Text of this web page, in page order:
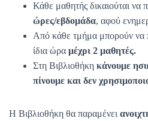
Κάθε μαθητής δικαιούται να
ώρες/εβδομάδα, αφού
Από κάθε τμήμα μπορούν να
ίδια ώρα μέχρι 2 μαθητές.
Στη Βιβλιοθήκη κάνουμε
πίνουμε και δεν
Η Βιβλιοθήκη θα παραμένει